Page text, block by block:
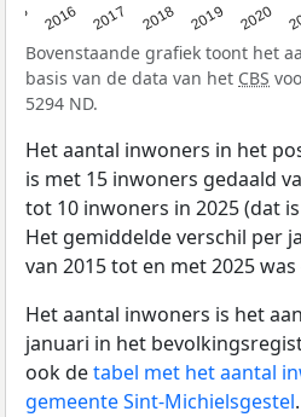
2016 2017 2018 2019 2020
Bovenstaande grafiek toont het
basis van de data van het CBS
5294 ND.
Het aantal inwoners in het
is met 15 inwoners gedaald
tot 10 inwoners in 2025 (dat
Het gemiddelde verschil per
van 2015 tot en met 2025
Het aantal inwoners is het
januari in het
ook detabel met het aantal
gemeente Sint-Michielsgestel.